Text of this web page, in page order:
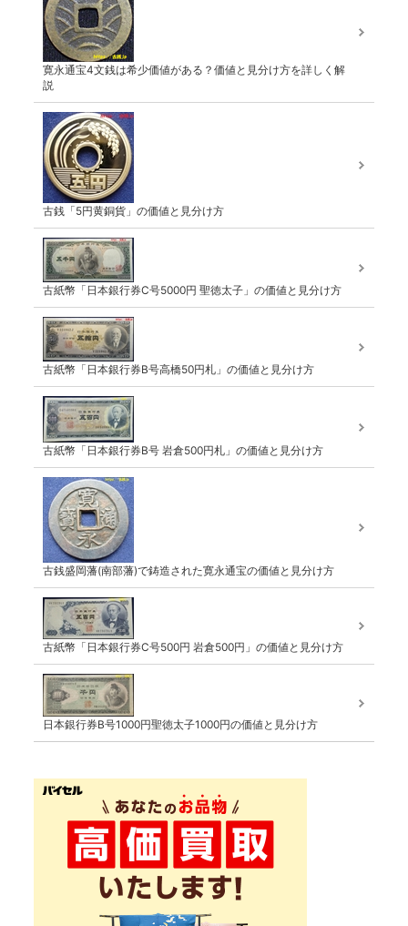
寛永通宝4文銭は希少価値がある？価値と見分け方を詳しく解
説
古銭「5円黄銅貨」の価値と見分け方
古紙幣「日本銀行券C号5000円 聖徳太子」の価値と見分け方
古紙幣「日本銀行券B号高橋50円札」の価値と見分け方
古紙幣「日本銀行券B号 岩倉500円札」の価値と見分け方
古銭盛岡藩(南部藩)で鋳造された寛永通宝の価値と見分け方
古紙幣「日本銀行券C号500円 岩倉500円」の価値と見分け方
日本銀行券B号1000円聖徳太子1000円の価値と見分け方